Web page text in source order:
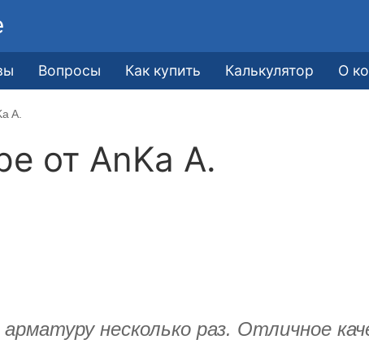
Вопросы Как купить Калькулятор О
A.
от AnKa A.
несколько раз. Отличное